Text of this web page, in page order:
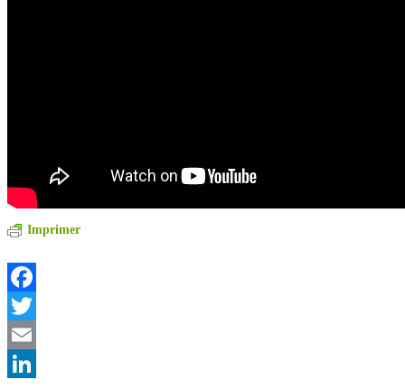
Imprimer
Facebook
Twitter
Email